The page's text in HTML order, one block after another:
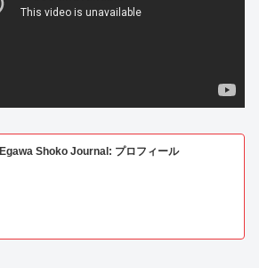
Egawa Shoko Journal: プロフィール